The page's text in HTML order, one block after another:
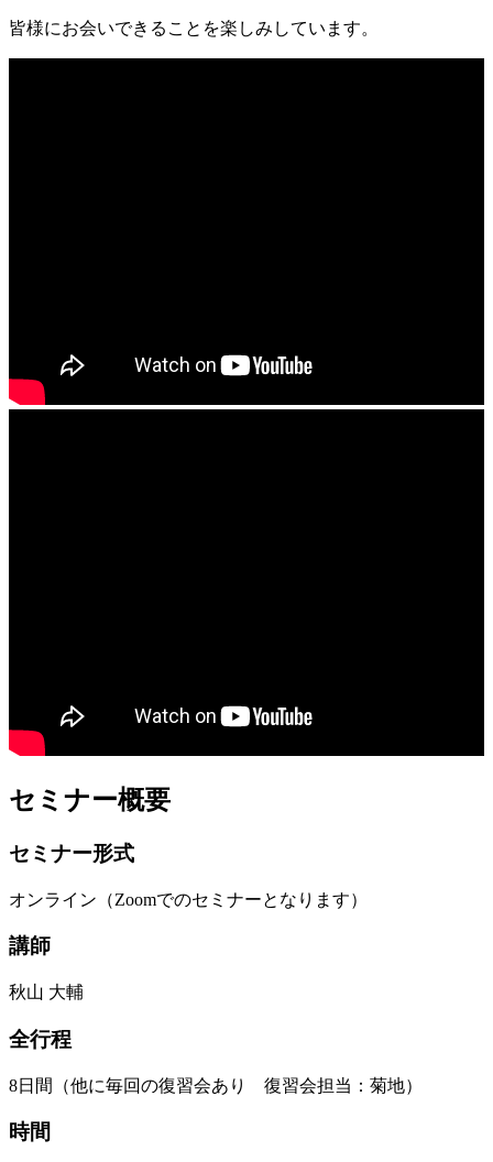
皆様にお会いできることを楽しみしています。
セミナー概要
セミナー形式
オンライン（Zoomでのセミナーとなります）
講師
秋山 大輔
全行程
8日間（他に毎回の復習会あり 復習会担当：菊地）
時間